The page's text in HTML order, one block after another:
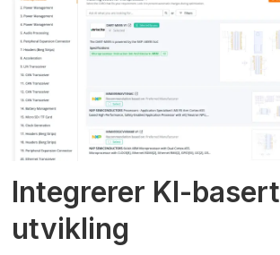
Integrerer KI-basert
utvikling